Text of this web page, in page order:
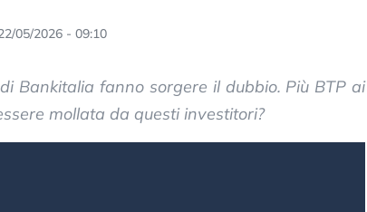
05/2026 - 09:10
Bankitalia fanno sorgere il dubbio. Più BTP ai
mollata da questi investitori?